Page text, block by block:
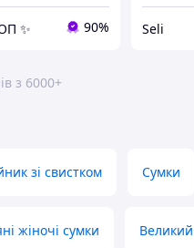
✨ 90% Seli
з 6000+
зі свистком Сумки
жіночі сумки